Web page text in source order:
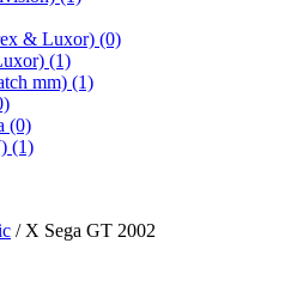
& Luxor) (0)
(1)
mm) (1)
(0)
(1)
/ X Sega GT 2002